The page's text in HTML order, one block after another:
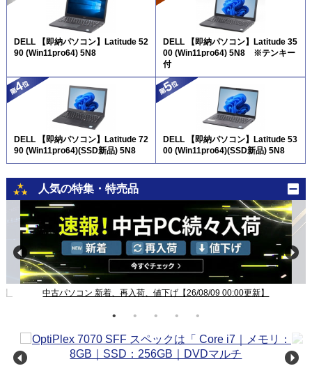
DELL 【即納パソコン】Latitude 52
90 (Win11pro64) 5N8
DELL 【即納パソコン】Latitude 35
00 (Win11pro64) 5N8 ※テンキー
付
DELL 【即納パソコン】Latitude 72
90 (Win11pro64)(SSD新品) 5N8
DELL 【即納パソコン】Latitude 53
00 (Win11pro64)(SSD新品) 5N8
人気の特集・特売品
中古パソコン 新着、再入荷、値下げ【26/08/09 00:00更新】